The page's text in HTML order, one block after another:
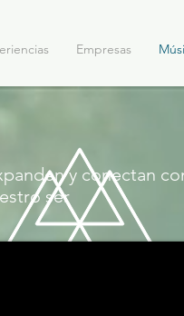
Empresas
y conectan
ser